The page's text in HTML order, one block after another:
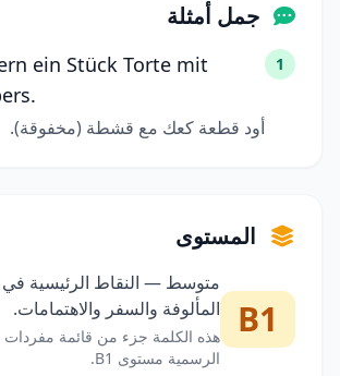
جمل أمثلة
1
ein Stück Torte mit
أود قطعة كعك مع قشطة (مخفوقة).
المستوى
B1
متوسط — النقاط الرئيسية في
المألوفة والسفر والاهتمامات.
هذه الكلمة جزء من قائمة مفردات
الرسمية مستوى B1.